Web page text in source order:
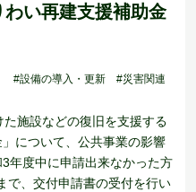
わい再建支援補助金
#設備の導入・更新 #災害関連
施設などの復旧を支援する
」について、公共事業の影響
年度中に申請出来なかった方
で、交付申請書の受付を行い